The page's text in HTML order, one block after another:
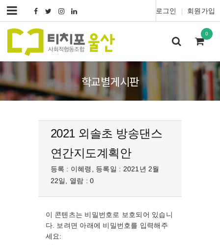
로그인 회원가입
0
학교별게시판
2021 외솔초 방송댄스
연간지도계획안
등록 : 이혜령, 등록일 : 2021년 2월
22일, 열람 : 0
이 콘텐츠는 비밀번호로 보호되어 있습니
다. 보려면 아래에 비밀번호를 입력해주
세요: